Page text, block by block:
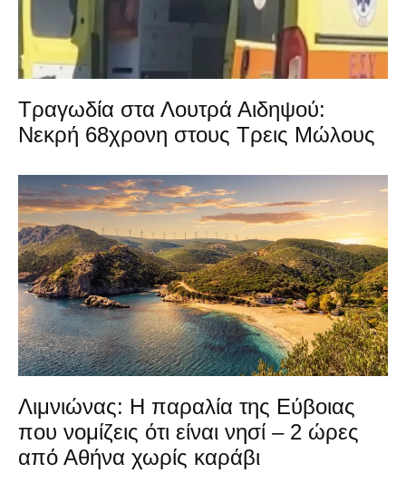
Τραγωδία στα Λουτρά Αιδηψού:
Νεκρή 68χρονη στους Τρεις Μώλους
Λιμνιώνας: Η παραλία της Εύβοιας
που νομίζεις ότι είναι νησί – 2 ώρες
από Αθήνα χωρίς καράβι